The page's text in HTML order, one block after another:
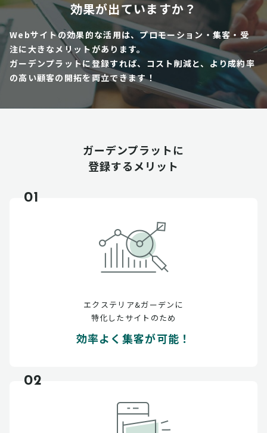
効果が出ていますか？
Webサイトの効果的な活用は、プロモーション・集客・受
注に大きなメリットがあります。
ガーデンプラットに登録すれば、コスト削減と、より成約率
の高い顧客の開拓を両立できます！
ガーデンプラットに
登録するメリット
01
エクステリア&ガーデンに
特化したサイトのため
効率よく集客が可能！
02